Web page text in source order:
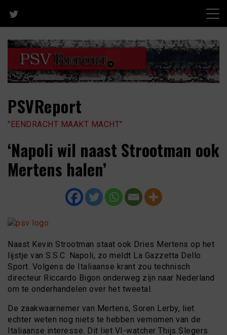
content
PSVReport
"EENDRACHT MAAKT MACHT"
‘Napoli wil naast Strootman ook
Mertens halen’
Naast Kevin Strootman staat ook Dries Mertens op het
lijstje van S.S.C. Napoli, zo meldt La Gazzetta Dello
Sport. Volgens de Italiaanse krant zou technisch
directeur Riccardo Bigon onderweg zijn naar Nederland
om te onderhandelen over het tweetal.
De zaakwaarnemer van Mertens, Soren Lerby, liet
echter weten nog niets te hebben vernomen van de
Italiaanse interesse. Dit liet VI-watcher Thijs Slegers